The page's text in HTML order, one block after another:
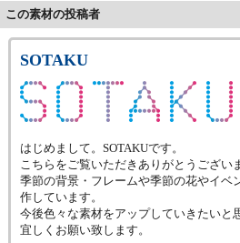
この素材の投稿者
SOTAKU
はじめまして。SOTAKUです。
こちらをご覧いただきありがとうござい
季節の背景・フレームや季節の花やイベ
作しています。
今後色々な素材をアップしていきたいと
宜しくお願い致します。